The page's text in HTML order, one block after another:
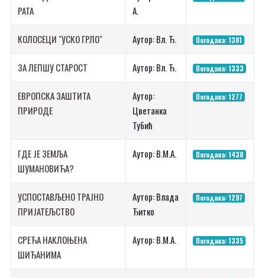
РАТА
А.
КОЛОСЕЦИ "УСКО ГРЛО" Аутор: Вл. Ђ. Погодака: 1381
ЗА ЛЕПШУ СТАРОСТ Аутор: Вл. Ђ. Погодака: 1333
ЕВРОПСКА ЗАШТИТА
ПРИРОДЕ
Аутор:
Цветанка
Тубић
Погодака: 1277
ГДЕ ЈЕ ЗЕМЉА
ШУМАНОВИЋА?
Аутор: В.М.А. Погодака: 1430
УСПОСТАВЉЕНО ТРАЈНО
ПРИЈАТЕЉСТВО
Аутор: Влада
Ђитко
Погодака: 1297
СРЕЋА НАКЛОЊЕНА
ШИЂАНИМА
Аутор: В.М.А. Погодака: 1335